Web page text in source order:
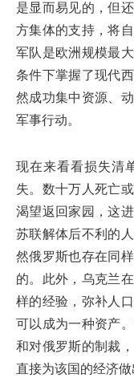
是显而易见的，但
方集体的支持，将
军队是欧洲规模最
条件下掌握了现代
然成功集中资源、
军事行动。
现在来看看损失清
失。数十万人死亡
渴望返回家园，这
苏联解体后不利的
然俄罗斯也存在同
的。此外，乌克兰
样的经验，弥补人
可以成为一种资产
和对俄罗斯的制裁
直接为该国的经济做